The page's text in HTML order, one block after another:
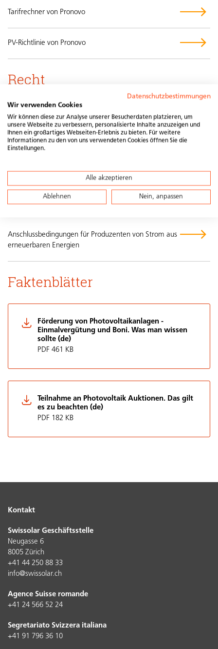
Tarifrechner von Pronovo
PV-Richtlinie von Pronovo
Recht
Energieförderungsverordnung vom 1. November 2017
(EnFV)
Anschlussbedingungen für
Produzenten
Anschlussbedingungen für Produzenten von Strom aus
erneuerbaren Energien
Faktenblätter
Förderung von Photovoltaikanlagen -
Einmalvergütung und Boni. Was man wissen
sollte (de)
PDF 461 KB
Teilnahme an Photovoltaik Auktionen. Das gilt
es zu beachten (de)
PDF 182 KB
Kontakt
Swissolar Geschäftsstelle
Neugasse 6
8005 Zürich
+41 44 250 88 33
info@swissolar.ch
Agence Suisse romande
+41 24 566 52 24
Segretariato Svizzera italiana
+41 91 796 36 10
Datenschutzbestimmungen
Wir verwenden Cookies
Wir können diese zur Analyse unserer Besucherdaten platzieren, um
unsere Webseite zu verbessern, personalisierte Inhalte anzuzeigen und
Ihnen ein großartiges Webseiten-Erlebnis zu bieten. Für weitere
Informationen zu den von uns verwendeten Cookies öffnen Sie die
Einstellungen.
Alle akzeptieren
Ablehnen Nein, anpassen